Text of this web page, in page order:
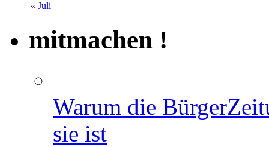
« Juli
mitmachen !
Warum die
sie ist